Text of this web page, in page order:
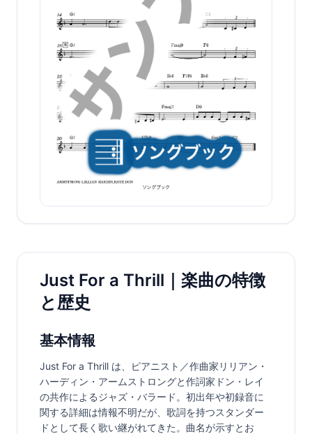
Just For a Thrill｜楽曲の特徴
と歴史
基本情報
Just For a Thrill は、ピアニスト／作曲家リリアン・
ハーディン・アームストロングと作詞家ドン・レイ
の共作によるジャズ・バラード。初出年や初録音に
関する詳細は情報不明だが、歌詞を持つスタンダー
ドとして長く歌い継がれてきた。曲名が示すとお